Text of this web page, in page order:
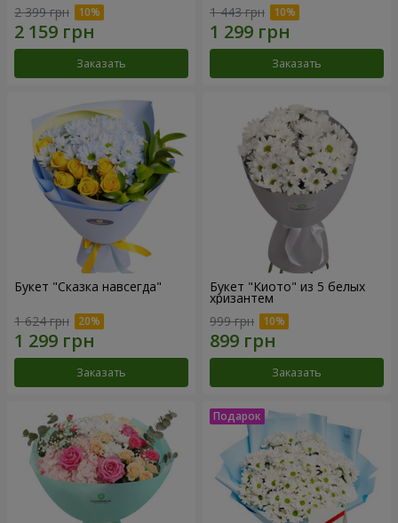
2 399 грн
Заказать
1 443 грн
Заказать
Букет "Сказка навсегда"
1 624 грн
Заказать
Букет "Киото" из 5 белых
хризантем
999 грн
Заказать